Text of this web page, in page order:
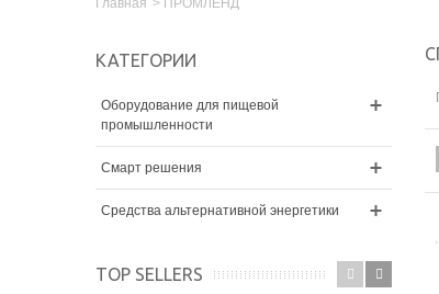
Главная > ПРОМЛЕНД
КАТЕГОРИИ
Оборудование для пищевой
промышленности
Смарт решения
Средства альтернативной энергетики
TOP SELLERS